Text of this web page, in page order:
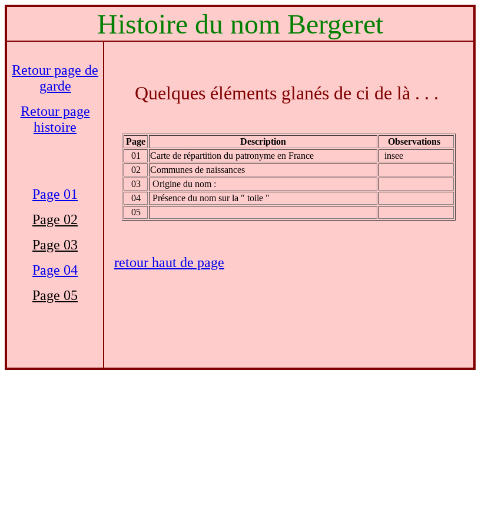
Histoire du nom Bergeret
Retour page de
garde
Retour page
histoire
Page 01
Page 02
Page 03
Page 04
Page 05
Quelques éléments glanés de ci de là . . .
Page Description
Observations
01
Carte de répartition du patronyme en France
insee
02
Communes de naissances
03
Origine du nom :
04
Présence du nom sur la " toile "
05
retour haut de page